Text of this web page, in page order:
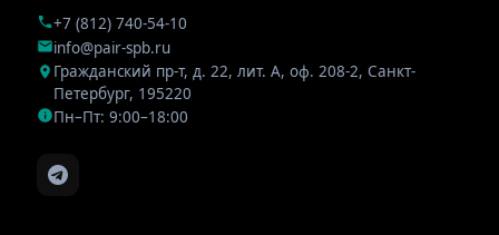
+7 (812) 740-54-10
info@pair-spb.ru
Гражданский пр-т, д. 22, лит. А, оф. 208-2, Санкт-
Петербург, 195220
Пн–Пт: 9:00–18:00